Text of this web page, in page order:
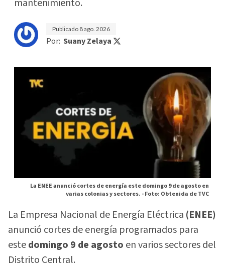
mantenimiento.
Publicado 8 ago. 2026
Por: Suany Zelaya
La ENEE anunció cortes de energía este domingo 9 de agosto en
varias colonias y sectores. -Foto: Obtenida de TVC
La Empresa Nacional de Energía Eléctrica (ENEE)
anunció cortes de energía programados para
estedomingo 9 de agosto en varios sectores del
Distrito Central.